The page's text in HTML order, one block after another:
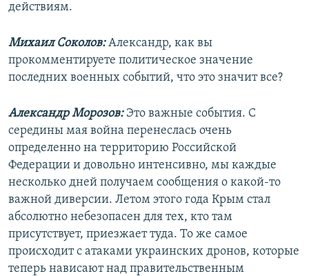
действиям.
Михаил Соколов:Александр, как вы
прокомментируете политическое значение
последних военных событий, что это значит все?
Александр Морозов:Это важные события. С
середины мая война перенеслась очень
определенно на территорию Российской
Федерации и довольно интенсивно, мы каждые
несколько дней получаем сообщения о какой-то
важной диверсии. Летом этого года Крым стал
абсолютно небезопасен для тех, кто там
присутствует, приезжает туда. То же самое
происходит с атаками украинских дронов, которые
теперь нависают над правительственным